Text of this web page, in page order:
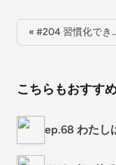
« #204 習慣化でき
こちらもおすす
ep.68 わたし